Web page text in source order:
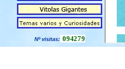
Nº visitas: 094279